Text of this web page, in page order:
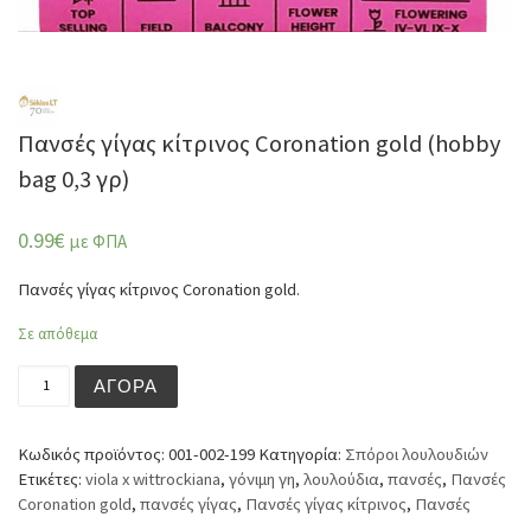
Πανσές γίγας κίτρινος Coronation gold (hobby
bag 0,3 γρ)
0.99€ με ΦΠΑ
Πανσές γίγας κίτρινος Coronation gold.
Σε απόθεμα
ΑΓΟΡΆ
Κωδικός προϊόντος: 001-002-199 Κατηγορία: Σπόροι λουλουδιών
Ετικέτες: viola x wittrockiana, γόνιμη γη, λουλούδια, πανσές, Πανσές
Coronation gold, πανσές γίγας, Πανσές γίγας κίτρινος, Πανσές